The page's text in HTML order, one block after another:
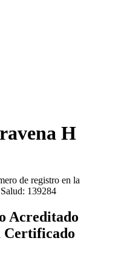
H
de registro en la
139284
Acreditado
Certificado